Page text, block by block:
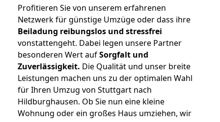
Profitieren Sie von unserem erfahrenen
Netzwerk für günstige Umzüge oder dass ihre
Beiladung reibungslos und stressfrei
vonstattengeht. Dabei legen unsere Partner
besonderen Wert aufSorgfalt und
Zuverlässigkeit. Die Qualität und unser breite
Leistungen machen uns zu der optimalen Wahl
für Ihren Umzug von Stuttgart nach
Hildburghausen. Ob Sie nun eine kleine
Wohnung oder ein großes Haus umziehen, wir